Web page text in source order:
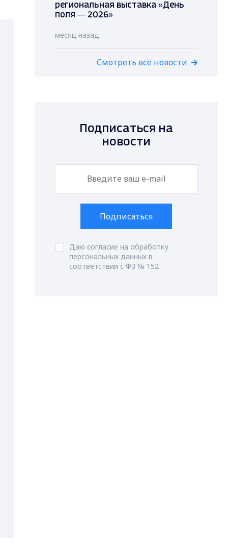
региональная выставка «День
поля — 2026»
месяц назад
Смотреть все новости
Подписаться на
новости
Подписаться
Даю согласие на обработку
персональных данных в
соответствии с ФЗ № 152